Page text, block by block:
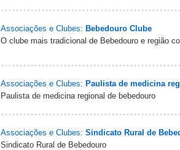
Associações e Clubes: Bebedouro Clube
O clube mais tradicional de Bebedouro e região
Associações e Clubes: Paulista de medicina
Paulista de medicina regional de bebedouro
Associações e Clubes: Sindicato Rural de
Sindicato Rural de Bebedouro